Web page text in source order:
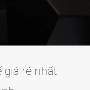
giá rẻ nhất